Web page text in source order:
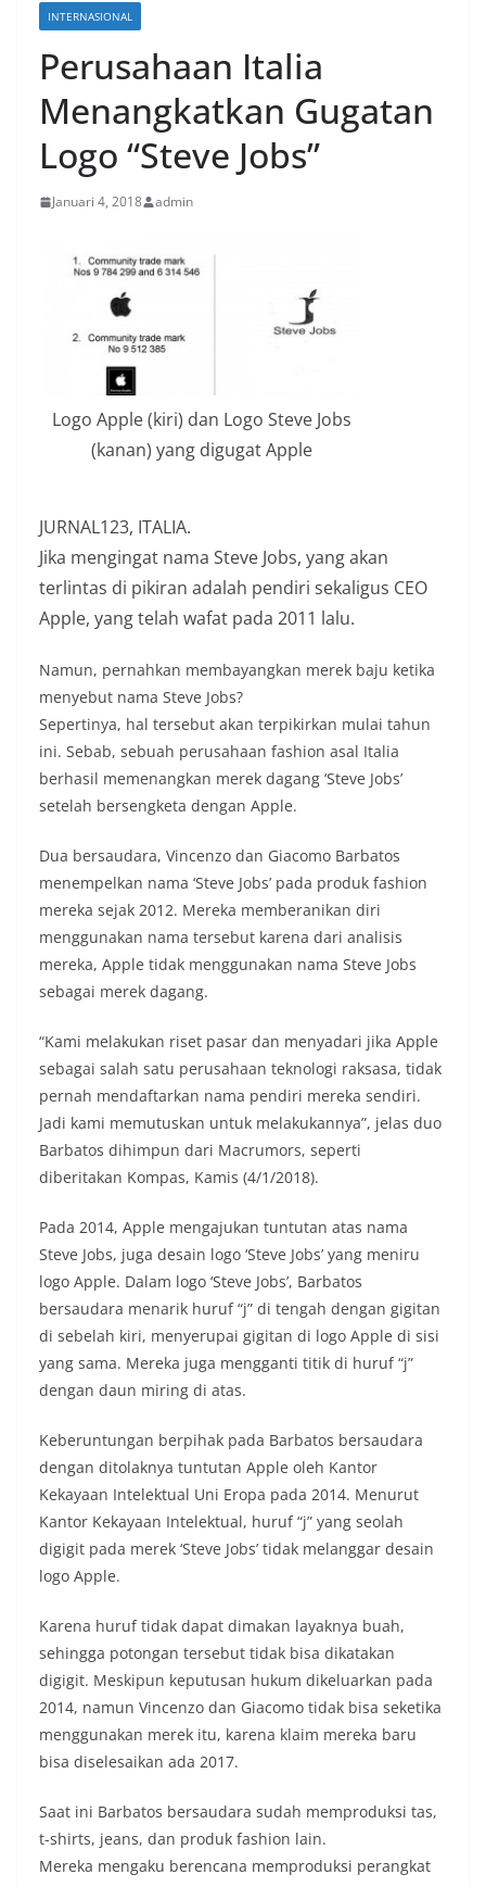
INTERNASIONAL
Perusahaan Italia
Menangkatkan Gugatan
Logo “Steve Jobs”
Januari 4, 2018 admin
Logo Apple (kiri) dan Logo Steve Jobs
(kanan) yang digugat Apple
JURNAL123, ITALIA.
Jika mengingat nama Steve Jobs, yang akan
terlintas di pikiran adalah pendiri sekaligus CEO
Apple, yang telah wafat pada 2011 lalu.
Namun, pernahkan membayangkan merek baju ketika
menyebut nama Steve Jobs?
Sepertinya, hal tersebut akan terpikirkan mulai tahun
ini. Sebab, sebuah perusahaan fashion asal Italia
berhasil memenangkan merek dagang ‘Steve Jobs’
setelah bersengketa dengan Apple.
Dua bersaudara, Vincenzo dan Giacomo Barbatos
menempelkan nama ‘Steve Jobs’ pada produk fashion
mereka sejak 2012. Mereka memberanikan diri
menggunakan nama tersebut karena dari analisis
mereka, Apple tidak menggunakan nama Steve Jobs
sebagai merek dagang.
“Kami melakukan riset pasar dan menyadari jika Apple
sebagai salah satu perusahaan teknologi raksasa, tidak
pernah mendaftarkan nama pendiri mereka sendiri.
Jadi kami memutuskan untuk melakukannya”, jelas duo
Barbatos dihimpun dari Macrumors, seperti
diberitakan Kompas, Kamis (4/1/2018).
Pada 2014, Apple mengajukan tuntutan atas nama
Steve Jobs, juga desain logo ‘Steve Jobs’ yang meniru
logo Apple. Dalam logo ‘Steve Jobs’, Barbatos
bersaudara menarik huruf “j” di tengah dengan gigitan
di sebelah kiri, menyerupai gigitan di logo Apple di sisi
yang sama. Mereka juga mengganti titik di huruf “j”
dengan daun miring di atas.
Keberuntungan berpihak pada Barbatos bersaudara
dengan ditolaknya tuntutan Apple oleh Kantor
Kekayaan Intelektual Uni Eropa pada 2014. Menurut
Kantor Kekayaan Intelektual, huruf “j” yang seolah
digigit pada merek ‘Steve Jobs’ tidak melanggar desain
logo Apple.
Karena huruf tidak dapat dimakan layaknya buah,
sehingga potongan tersebut tidak bisa dikatakan
digigit. Meskipun keputusan hukum dikeluarkan pada
2014, namun Vincenzo dan Giacomo tidak bisa seketika
menggunakan merek itu, karena klaim mereka baru
bisa diselesaikan ada 2017.
Saat ini Barbatos bersaudara sudah memproduksi tas,
t-shirts, jeans, dan produk fashion lain.
Mereka mengaku berencana memproduksi perangkat